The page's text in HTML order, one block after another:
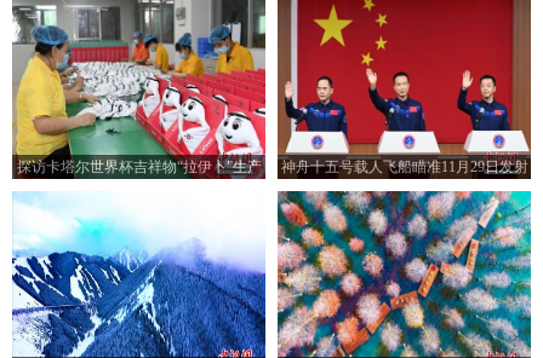
探访卡塔尔世界杯吉祥物“拉伊卜”生产
神舟十五号载人飞船瞄准11月29日发射
费俊龙担任指令长